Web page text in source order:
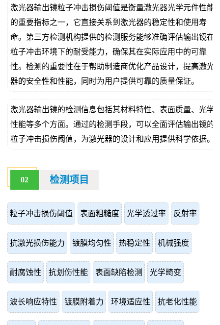
激光器输出镜粒子冲击损伤阈值是衡量激光器光学元件性能
的重要指标之一，它直接关系到激光器的稳定性和使用寿
命。第三方检测机构提供的检测服务能够准确评估输出镜在
粒子冲击环境下的耐受能力，确保其在实际应用中的可靠
性。检测的重要性在于帮助制造商优化产品设计，提高激光
器的安全性和性能，同时为用户提供可靠的质量保证。
激光器输出镜的检测信息包括其材料特性、表面质量、光学
性能等多个方面。通过的检测手段，可以全面评估输出镜的
粒子冲击损伤阈值，为激光器的设计和应用提供科学依据。
02 检测项目
粒子冲击损伤阈值 表面粗糙度 光学透过率 反射率
抗激光损伤能力 镀膜均匀性 热稳定性 机械强度
耐腐蚀性 抗划伤性能 表面缺陷检测 光学畸变
波长响应特性 镀膜附着力 环境适应性 抗老化性能
伪
查
询